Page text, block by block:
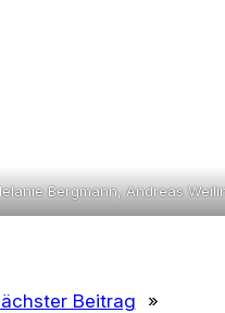
Bergmann, Andreas
Beitrag »